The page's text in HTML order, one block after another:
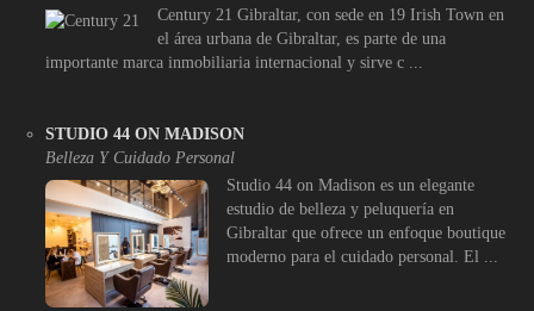
Century 21 Gibraltar, con sede en 19 Irish Town en
el área urbana de Gibraltar, es parte de una
importante marca inmobiliaria internacional y sirve c ...
STUDIO 44 ON MADISON
Belleza Y Cuidado Personal
Studio 44 on Madison es un elegante
estudio de belleza y peluquería en
Gibraltar que ofrece un enfoque boutique
moderno para el cuidado personal. El ...